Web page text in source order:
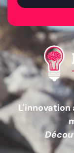
L'innovation